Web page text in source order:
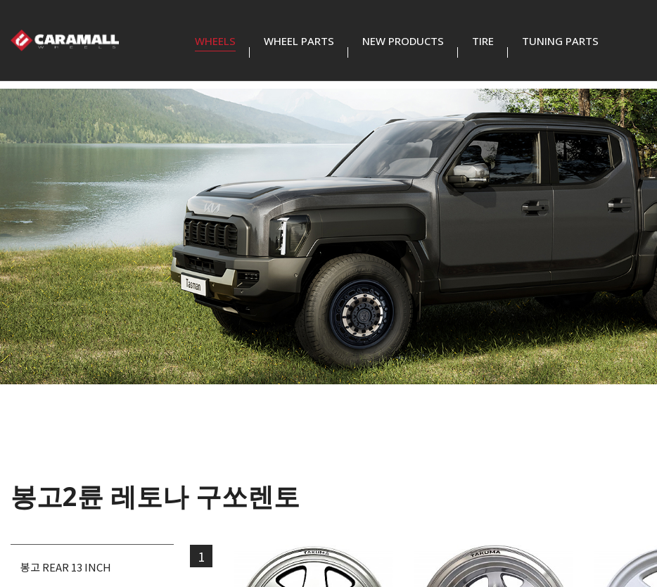
WHEELS WHEEL PARTS NEW PRODUCTS TIRE TUNING PARTS
봉고2륜 레토나 구쏘렌토
봉고 REAR 13 INCH
1